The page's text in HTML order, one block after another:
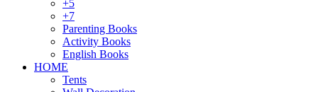
+5
+7
Parenting Books
Activity Books
English Books
HOME
Tents